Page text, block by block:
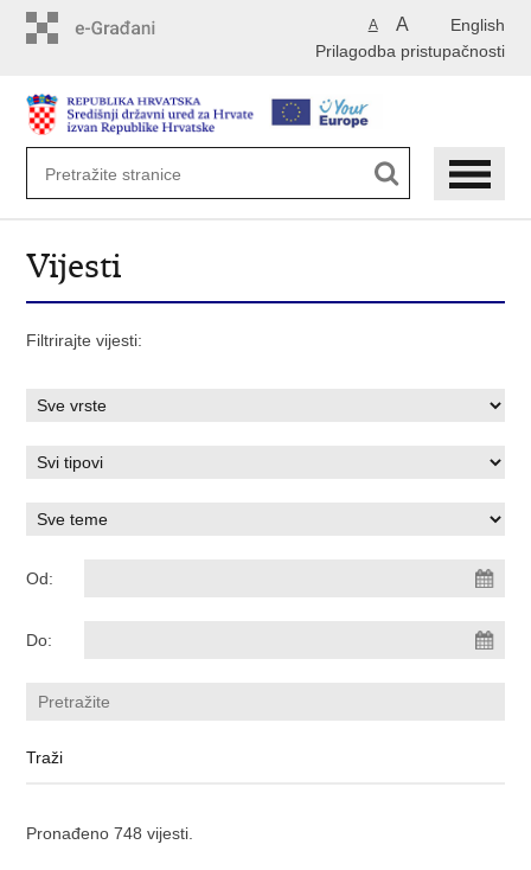
English
A A
Prilagodba pristupačnosti
Vijesti
Filtrirajte vijesti:
Od:
Do:
Pronađeno 748 vijesti.